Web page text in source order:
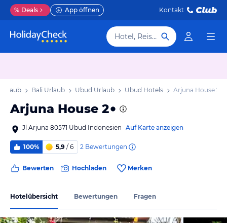
% Deals App öffnen Kontakt
Hotel, Reiseziel
Bali Urlaub Ubud Urlaub Ubud Hotels Arjuna House 2
Arjuna House 2
Jl Arjuna 80571 Ubud Indonesien Auf Karte anzeigen
100% 5,9 / 6 2 Bewertungen
Bewerten Hochladen Merken
Hotelübersicht Bewertungen Fragen